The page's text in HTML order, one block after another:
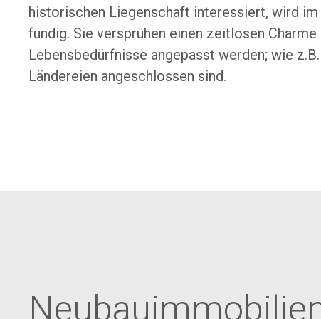
historischen Liegenschaft interessiert, wird
fündig. Sie versprühen einen zeitlosen
Lebensbedürfnisse angepasst werden; wie
Ländereien angeschlossen sind.